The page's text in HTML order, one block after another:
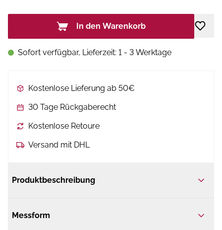
In den Warenkorb
Sofort verfügbar, Lieferzeit: 1 - 3 Werktage
Kostenlose Lieferung ab 50€
30 Tage Rückgaberecht
Kostenlose Retoure
Versand mit DHL
Produktbeschreibung
Messform